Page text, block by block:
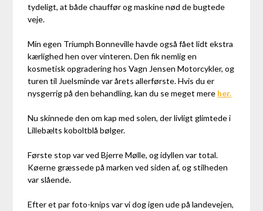
tydeligt, at både chauffør og maskine nød de bugtede
veje.
Min egen Triumph Bonneville havde også fået lidt ekstra
kærlighed hen over vinteren. Den fik nemlig en
kosmetisk opgradering hos Vagn Jensen Motorcykler, og
turen til Juelsminde var årets allerførste. Hvis du er
nysgerrig på den behandling, kan du se meget mere her.
Nu skinnede den om kap med solen, der livligt glimtede i
Lillebælts koboltblå bølger.
Første stop var ved Bjerre Mølle, og idyllen var total.
Køerne græssede på marken ved siden af, og stilheden
var slående.
Efter et par foto-knips var vi dog igen ude på landevejen,